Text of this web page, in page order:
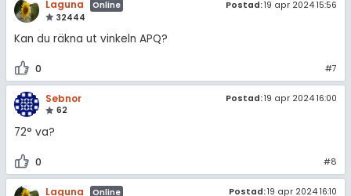
Laguna
Online
32444
Postad:19 apr 2024 15:56
Kan du räkna ut vinkeln APQ?
0 #7
Sebnor
62
Postad:19 apr 2024 16:00
72° va?
0 #8
Laguna
Online
Postad:19 apr 2024 16:10